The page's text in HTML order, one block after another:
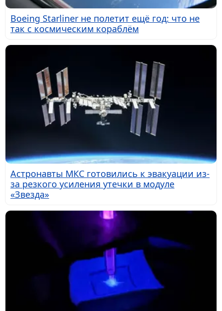
Boeing Starliner не полетит ещё год: что не
так с космическим кораблём
Астронавты МКС готовились к эвакуации из-
за резкого усиления утечки в модуле
«Звезда»